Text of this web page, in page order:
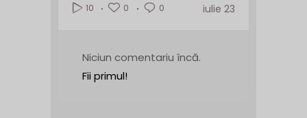
10
0 0 iulie 23
Niciun comentariu încă.
Fii primul!